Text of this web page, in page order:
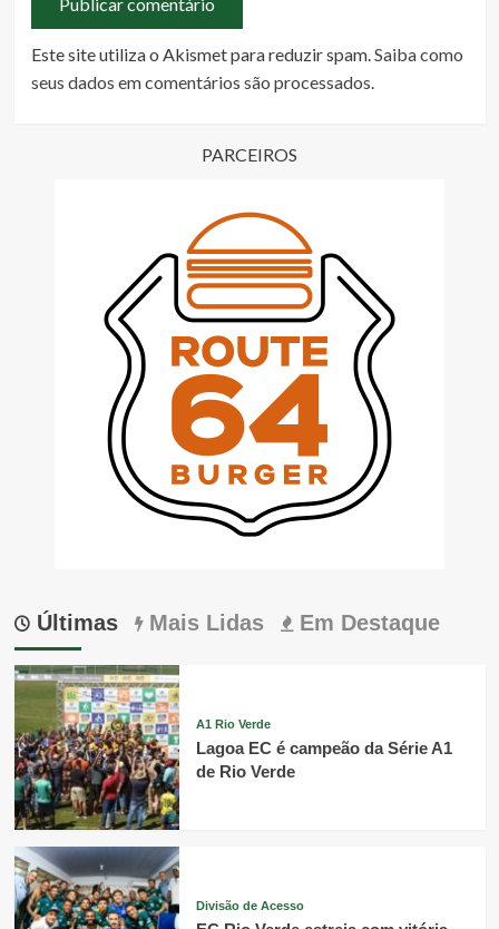
Este site utiliza o Akismet para reduzir spam.Saiba como
seus dados em comentários são processados.
PARCEIROS
Últimas Mais Lidas Em Destaque
A1 Rio Verde
Lagoa EC é campeão da Série A1
de Rio Verde
Divisão de Acesso